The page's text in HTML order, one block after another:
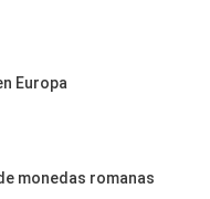
Europa
monedas romanas